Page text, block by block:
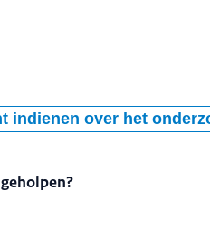
indienen over het